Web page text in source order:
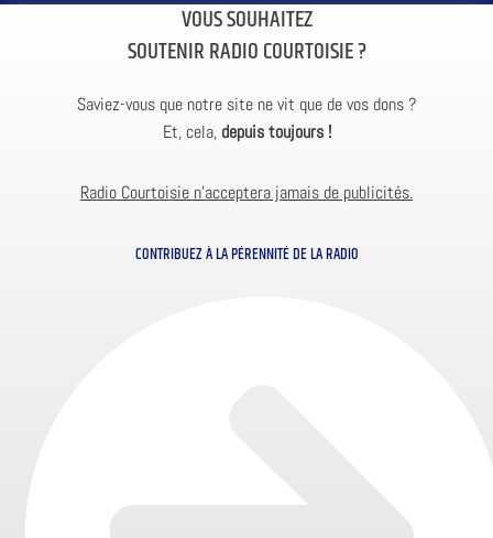
VOUS SOUHAITEZ
SOUTENIR RADIO COURTOISIE ?
Saviez-vous que notre site ne vit que de vos dons ?
Et, cela, depuis toujours !
Radio Courtoisie n’acceptera jamais de publicités.
CONTRIBUEZ À LA PÉRENNITÉ DE LA RADIO